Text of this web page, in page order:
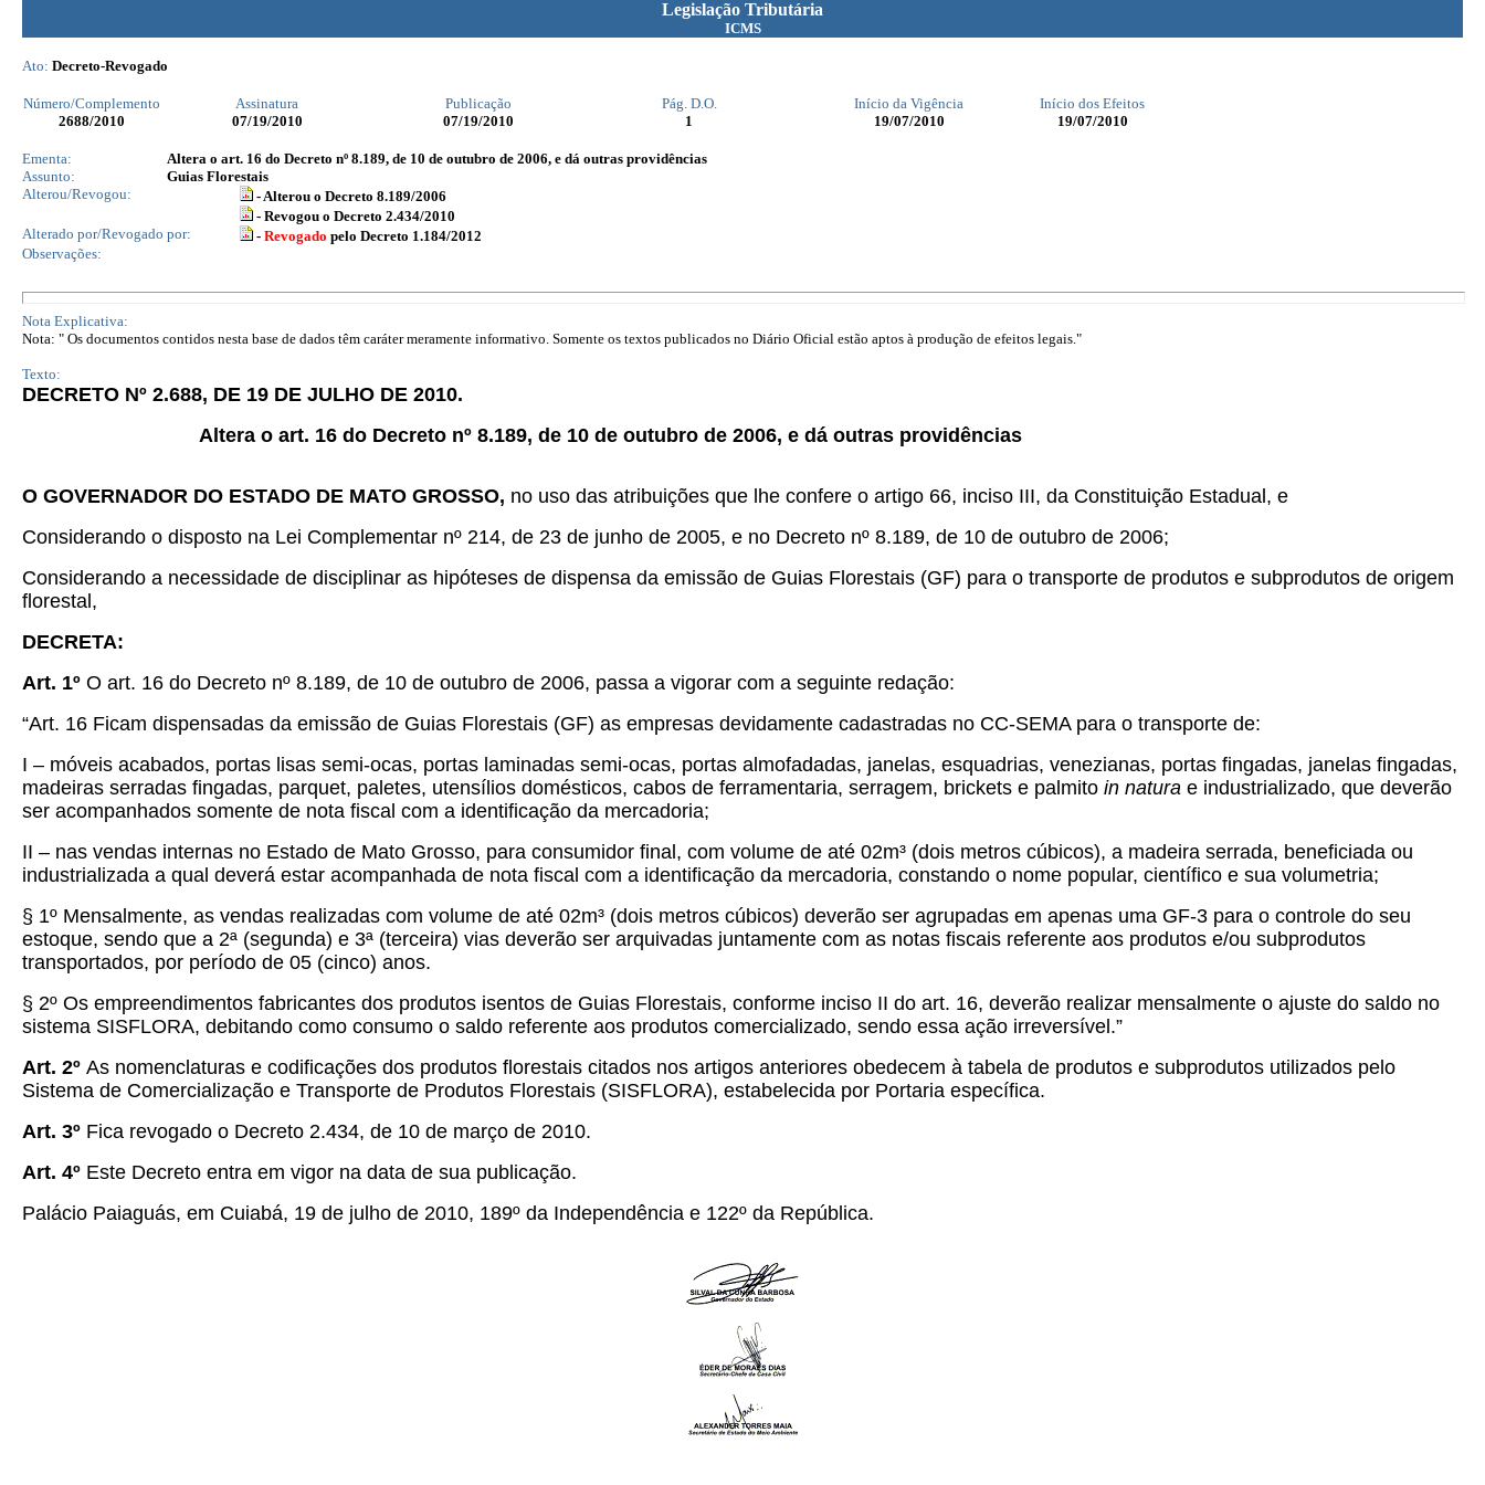
Legislação Tributária
ICMS
Ato: Decreto-Revogado
Número/Complemento Assinatura Publicação Pág. D.O. Início da Vigência
Início dos Efeitos
2688/2010 07/19/2010 07/19/2010 1 19/07/2010 19/07/2010
Ementa:
Altera o art. 16 do Decreto nº 8.189, de 10 de outubro de 2006, e dá outras providências
Assunto:
Guias Florestais
Alterou/Revogou:
- Alterou o Decreto 8.189/2006
- Revogou o Decreto 2.434/2010
Alterado por/Revogado por:
- Revogado pelo Decreto 1.184/2012
Observações:
Nota Explicativa:
Nota: " Os documentos contidos nesta base de dados têm caráter meramente informativo. Somente os textos publicados no Diário Oficial estão aptos à produção de efeitos legais."
Texto:
DECRETO Nº 2.688, DE 19 DE JULHO DE 2010.
Altera o art. 16 do Decreto nº 8.189, de 10 de outubro de 2006, e dá outras providências
O GOVERNADOR DO ESTADO DE MATO GROSSO, no uso das atribuições que lhe confere o artigo 66, inciso III, da Constituição Estadual, e
Considerando o disposto na Lei Complementar nº 214, de 23 de junho de 2005, e no Decreto nº 8.189, de 10 de outubro de 2006;
Considerando a necessidade de disciplinar as hipóteses de dispensa da emissão de Guias Florestais (GF) para o transporte de produtos e subprodutos de origem
florestal,
DECRETA:
Art. 1º O art. 16 do Decreto nº 8.189, de 10 de outubro de 2006, passa a vigorar com a seguinte redação:
“Art. 16 Ficam dispensadas da emissão de Guias Florestais (GF) as empresas devidamente cadastradas no CC-SEMA para o transporte de:
I – móveis acabados, portas lisas semi-ocas, portas laminadas semi-ocas, portas almofadadas, janelas, esquadrias, venezianas, portas fingadas, janelas fingadas,
madeiras serradas fingadas, parquet, paletes, utensílios domésticos, cabos de ferramentaria, serragem, brickets e palmito in natura e industrializado, que deverão
ser acompanhados somente de nota fiscal com a identificação da mercadoria;
II – nas vendas internas no Estado de Mato Grosso, para consumidor final, com volume de até 02m³ (dois metros cúbicos), a madeira serrada, beneficiada ou
industrializada a qual deverá estar acompanhada de nota fiscal com a identificação da mercadoria, constando o nome popular, científico e sua volumetria;
§ 1º Mensalmente, as vendas realizadas com volume de até 02m³ (dois metros cúbicos) deverão ser agrupadas em apenas uma GF-3 para o controle do seu
estoque, sendo que a 2ª (segunda) e 3ª (terceira) vias deverão ser arquivadas juntamente com as notas fiscais referente aos produtos e/ou subprodutos
transportados, por período de 05 (cinco) anos.
§ 2º Os empreendimentos fabricantes dos produtos isentos de Guias Florestais, conforme inciso II do art. 16, deverão realizar mensalmente o ajuste do saldo no
sistema SISFLORA, debitando como consumo o saldo referente aos produtos comercializado, sendo essa ação irreversível.”
Art. 2º As nomenclaturas e codificações dos produtos florestais citados nos artigos anteriores obedecem à tabela de produtos e subprodutos utilizados pelo
Sistema de Comercialização e Transporte de Produtos Florestais (SISFLORA), estabelecida por Portaria específica.
Art. 3º Fica revogado o Decreto 2.434, de 10 de março de 2010.
Art. 4º Este Decreto entra em vigor na data de sua publicação.
Palácio Paiaguás, em Cuiabá, 19 de julho de 2010, 189º da Independência e 122º da República.